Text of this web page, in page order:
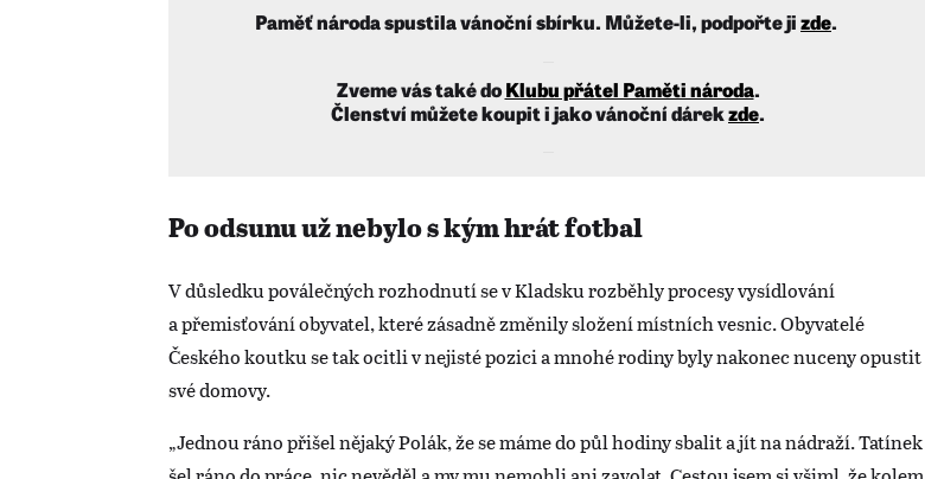
Paměť národa spustila vánoční sbírku. Můžete-li, podpořte jizde.
Zveme vás také doKlubu přátel Paměti národa.
Členství můžete koupit i jako vánoční dárekzde.
Po odsunu už nebylo s kým hrát fotbal
V důsledku poválečných rozhodnutí se v Kladsku rozběhly procesy vysídlování
a přemisťování obyvatel, které zásadně změnily složení místních vesnic. Obyvatelé
Českého koutku se tak ocitli v nejisté pozici a mnohé rodiny byly nakonec nuceny opustit
své domovy.
„Jednou ráno přišel nějaký Polák, že se máme do půl hodiny sbalit a jít na nádraží. Tatínek